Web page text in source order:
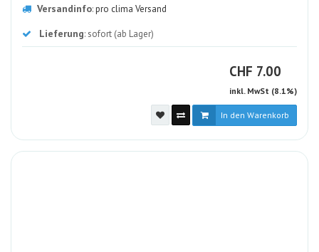
Versandinfo:pro clima Versand
Lieferung: sofort (ab Lager)
CHF CHF
7.00
inkl. MwSt (8.1%)
In den Warenkorb